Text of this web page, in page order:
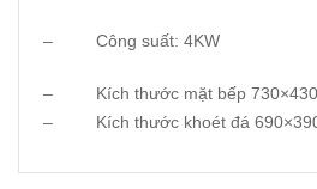
– Công suất: 4KW
– Kích thước mặt bếp 730×430
– Kích thước khoét đá